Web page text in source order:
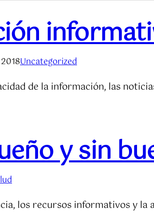
Uncategorized
de la información, las
y sin
los recursos informativos y la